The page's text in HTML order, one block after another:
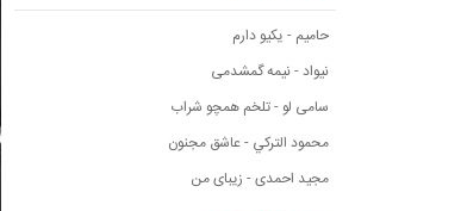
حامیم - یکیو دارم
نیواد - نیمه گمشدمی
سامی لو - تلخم همچو شراب
محمود التركي - عاشق مجنون
مجید احمدی - زیبای من